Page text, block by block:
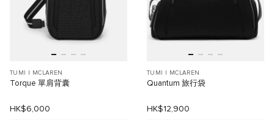
TUMI I MCLAREN
Torque 單肩背囊
HK$6,000
TUMI I MCLAREN
Quantum 旅行袋
HK$12,900